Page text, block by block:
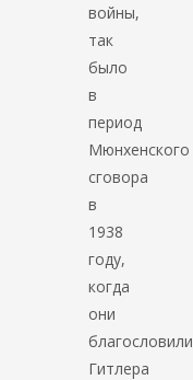
войны,
так
было
в
период
Мюнхенского
сговора
в
1938
году,
когда
они
благословили
Гитлера